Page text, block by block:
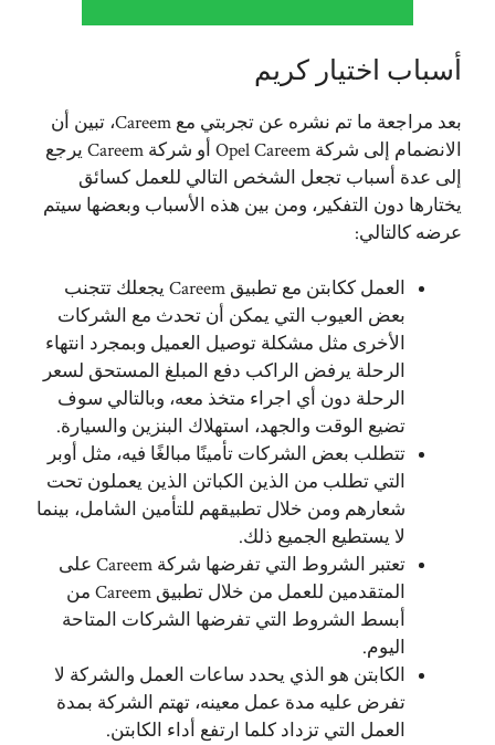
أسباب اختيار كريم
بعد مراجعة ما تم نشره عن تجربتي مع Careem، تبين أن
الانضمام إلى شركة Opel Careem أو شركة Careem يرجع
إلى عدة أسباب تجعل الشخص التالي للعمل كسائق
يختارها دون التفكير، ومن بين هذه الأسباب وبعضها سيتم
عرضه كالتالي:
العمل ككابتن مع تطبيق Careem يجعلك تتجنب
بعض العيوب التي يمكن أن تحدث مع الشركات
الأخرى مثل مشكلة توصيل العميل وبمجرد انتهاء
الرحلة يرفض الراكب دفع المبلغ المستحق لسعر
الرحلة دون أي اجراء متخذ معه، وبالتالي سوف
تضيع الوقت والجهد، استهلاك البنزين والسيارة.
تتطلب بعض الشركات تأمينًا مبالغًا فيه، مثل أوبر
التي تطلب من الذين الكباتن الذين يعملون تحت
شعارهم ومن خلال تطبيقهم للتأمين الشامل، بينما
لا يستطيع الجميع ذلك.
تعتبر الشروط التي تفرضها شركة Careem على
المتقدمين للعمل من خلال تطبيق Careem من
أبسط الشروط التي تفرضها الشركات المتاحة
اليوم.
الكابتن هو الذي يحدد ساعات العمل والشركة لا
تفرض عليه مدة عمل معينه، تهتم الشركة بمدة
العمل التي تزداد كلما ارتفع أداء الكابتن.